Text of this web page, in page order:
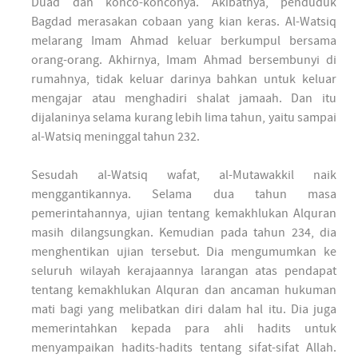
Bagdad merasakan cobaan yang kian keras. Al-Watsiq
melarang Imam Ahmad keluar berkumpul bersama
orang-orang. Akhirnya, Imam Ahmad bersembunyi di
rumahnya, tidak keluar darinya bahkan untuk keluar
mengajar atau menghadiri shalat jamaah. Dan itu
dijalaninya selama kurang lebih lima tahun, yaitu sampai
al-Watsiq meninggal tahun 232.
Sesudah al-Watsiq wafat, al-Mutawakkil naik
menggantikannya. Selama dua tahun masa
pemerintahannya, ujian tentang kemakhlukan Alquran
masih dilangsungkan. Kemudian pada tahun 234, dia
menghentikan ujian tersebut. Dia mengumumkan ke
seluruh wilayah kerajaannya larangan atas pendapat
tentang kemakhlukan Alquran dan ancaman hukuman
mati bagi yang melibatkan diri dalam hal itu. Dia juga
memerintahkan kepada para ahli hadits untuk
menyampaikan hadits-hadits tentang sifat-sifat Allah.